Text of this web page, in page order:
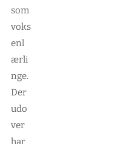
som
voks
enl
ærli
nge.
Der
udo
ver
har